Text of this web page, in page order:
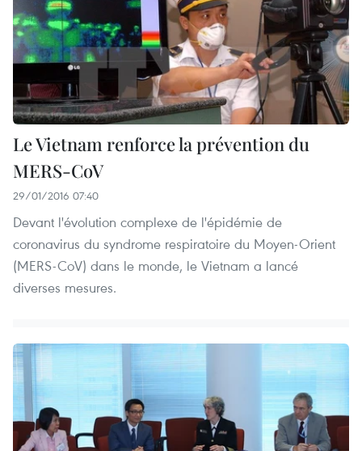
Le Vietnam renforce la prévention du
MERS-CoV
29/01/2016 07:40
Devant l'évolution complexe de l'épidémie de
coronavirus du syndrome respiratoire du Moyen-Orient
(MERS-CoV) dans le monde, le Vietnam a lancé
diverses mesures.